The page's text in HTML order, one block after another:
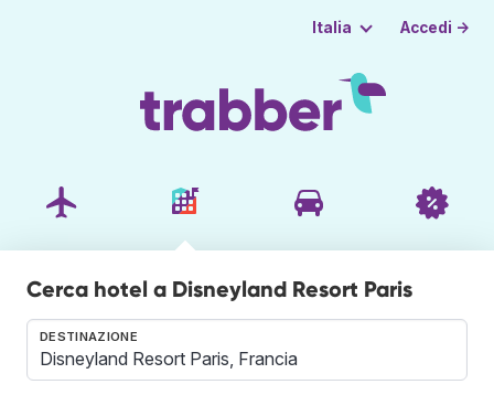
Italia Accedi →
Cerca hotel a Disneyland Resort Paris
DESTINAZIONE